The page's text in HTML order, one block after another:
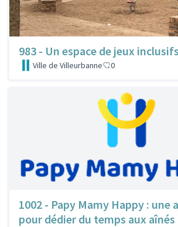
983 - Un espace de jeux
Ville de Villeurbanne 0
1002 - Papy Mamy Happy : une
pour dédier du temps aux aînés